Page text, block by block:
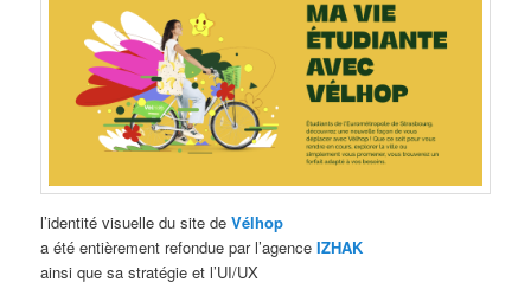
l’identité visuelle du site deVélhop
a été entièrement refondue par l’agenceIZHAK
ainsi que sa stratégie et l’UI/UX